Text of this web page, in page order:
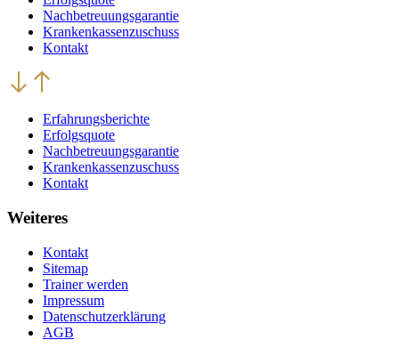
Nachbetreuungsgarantie
Krankenkassenzuschuss
Kontakt
Erfahrungsberichte
Erfolgsquote
Nachbetreuungsgarantie
Krankenkassenzuschuss
Kontakt
Weiteres
Kontakt
Sitemap
Trainer werden
Impressum
Datenschutzerklärung
AGB